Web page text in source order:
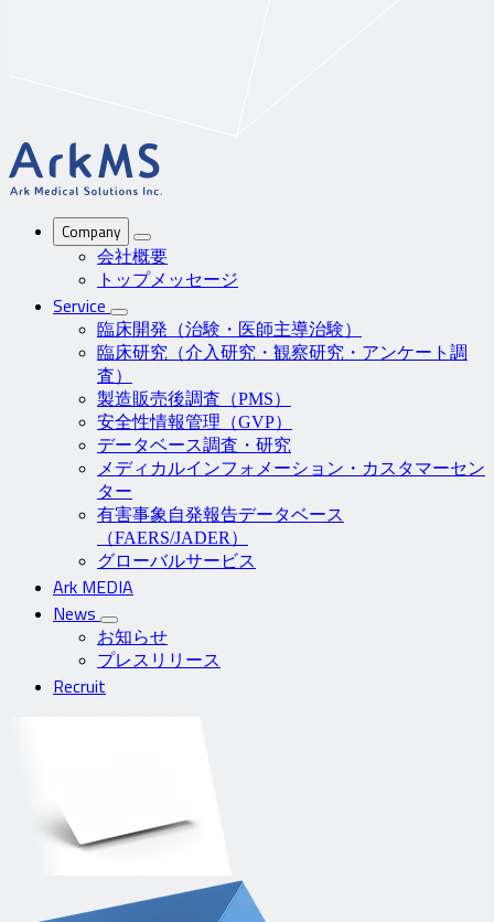
Company
会社概要
トップメッセージ
Service
臨床開発（治験・医師主導治験）
臨床研究（介入研究・観察研究・アンケート調
査）
製造販売後調査（PMS）
安全性情報管理（GVP）
データベース調査・研究
メディカルインフォメーション・カスタマーセン
ター
有害事象自発報告データベース
（FAERS/JADER）
グローバルサービス
Ark MEDIA
News
お知らせ
プレスリリース
Recruit